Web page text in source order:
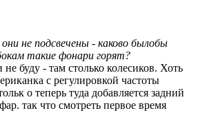
не подсвечены - каково былобы
такие фонари горят?
буду - там столько колесиков. Хоть
с регулировкой частоты
о теперь туда добавляется задний
так что смотреть первое время